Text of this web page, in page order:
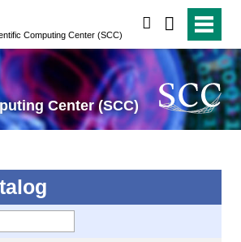
Computing Center (SCC)
Center (SCC)